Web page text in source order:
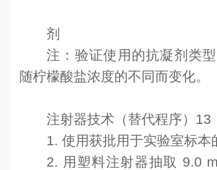
剂
注：验证使用的抗凝剂类
随柠檬酸盐浓度的不同而变化。
注射器技术（替代程序）13
1. 使用获批用于实验室标本
2. 用塑料注射器抽取 9.0